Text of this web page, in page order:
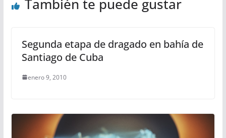
También te puede gustar
Segunda etapa de dragado en bahía de
Santiago de Cuba
enero 9, 2010